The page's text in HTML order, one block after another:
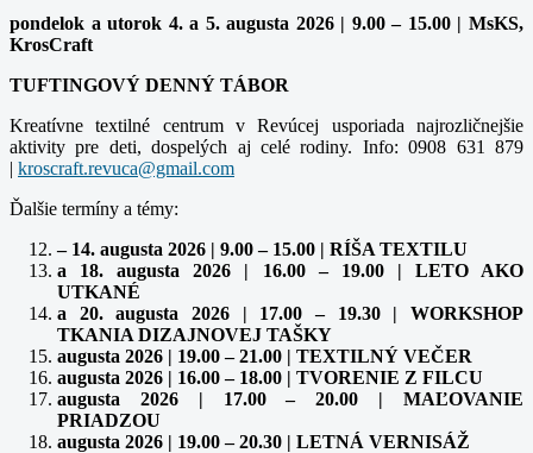
pondelok a utorok 4. a 5. augusta 2026 | 9.00 – 15.00 | MsKS,
KrosCraft
TUFTINGOVÝ DENNÝ TÁBOR
Kreatívne textilné centrum v Revúcej usporiada najrozličnejšie
aktivity pre deti, dospelých aj celé rodiny. Info: 0908 631 879
|
Ďalšie termíny a témy:
– 14. augusta 2026 | 9.00 – 15.00 | RÍŠA TEXTILU
a 18. augusta 2026 | 16.00 – 19.00 | LETO AKO
UTKANÉ
a 20. augusta 2026 | 17.00 – 19.30 | WORKSHOP
TKANIA DIZAJNOVEJ TAŠKY
augusta 2026 | 19.00 – 21.00 | TEXTILNÝ VEČER
augusta 2026 | 16.00 – 18.00 | TVORENIE Z FILCU
augusta 2026 | 17.00 – 20.00 | MAĽOVANIE
PRIADZOU
augusta 2026 | 19.00 – 20.30 | LETNÁ VERNISÁŽ